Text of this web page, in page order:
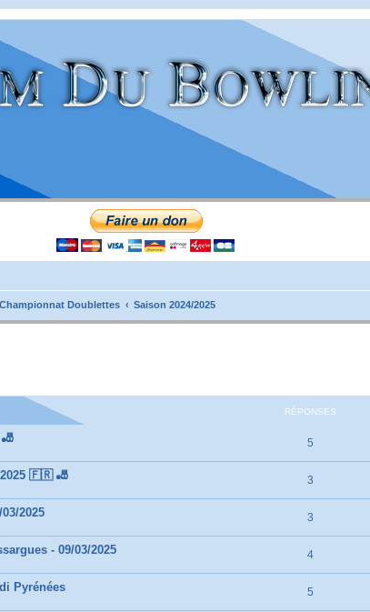
Championnat Doublettes Saison 2024/2025
RÉPONSES
5
2025 🇫🇷 🎳 3
2025 3
- 09/03/2025 4
Pyrénées 5